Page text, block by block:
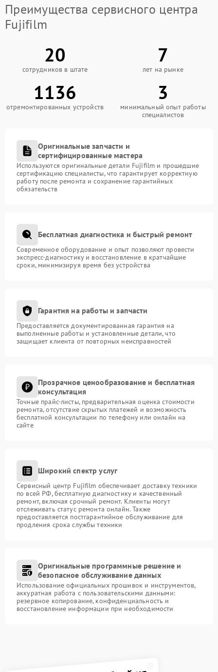
Преимущества сервисного центра
Fujifilm
20
сотрудников в штате
7
лет на рынке
1136
отремонтированных устройств
3
минимальный опыт работы
специалистов
Оригинальные запчасти и
сертифицированные мастера
Используются оригинальные детали Fujifilm и прошедшие
сертификацию специалисты, что гарантирует корректную
работу после ремонта и сохранение гарантийных
обязательств
Бесплатная диагностика и быстрый ремонт
Современное оборудование и опыт позволяют провести
экспресс-диагностику и восстановление в кратчайшие
сроки, минимизируя время без устройства
Гарантия на работы и запчасти
Предоставляется документированная гарантия на
выполненные работы и установленные детали, что
защищает клиента от повторных неисправностей
Прозрачное ценообразование и бесплатная
консультация
Точные прайс-листы, предварительная оценка стоимости
ремонта, отсутствие скрытых платежей и возможность
бесплатной консультации по телефону или онлайн на
сайте
Широкий спектр услуг
Сервисный центр Fujifilm обеспечивает доставку техники
по всей РФ, бесплатную диагностику и качественный
ремонт, включая срочный ремонт. Клиенты могут
отслеживать статус ремонта онлайн. Также
предоставляется постгарантийное обслуживание для
продления срока службы техники
Оригинальные программные решение и
безопасное обслуживание данных
Использование официальных прошивок и инструментов,
аккуратная работа с пользовательскими данными:
резервное копирование, конфиденциальность и
восстановление информации при необходимости